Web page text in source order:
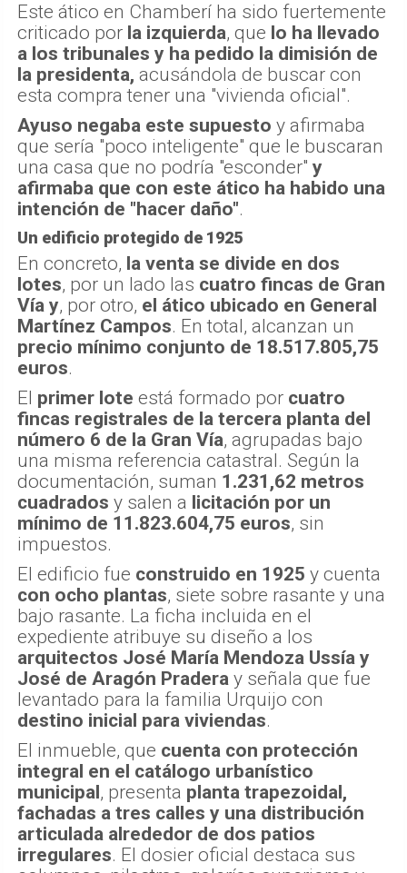
Este ático en Chamberí ha sido fuertemente
criticado por la izquierda, que lo ha llevado
a los tribunales y ha pedido la dimisión de
la presidenta, acusándola de buscar con
esta compra tener una "vivienda oficial".
Ayuso negaba este supuesto y afirmaba
que sería "poco inteligente" que le buscaran
una casa que no podría "esconder" y
afirmaba que con este ático ha habido una
intención de "hacer daño".
Un edificio protegido de 1925
En concreto, la venta se divide en dos
lotes, por un lado las cuatro fincas de Gran
Vía y, por otro, el ático ubicado en General
Martínez Campos. En total, alcanzan un
precio mínimo conjunto de 18.517.805,75
euros.
El primer lote está formado por cuatro
fincas registrales de la tercera planta del
número 6 de la Gran Vía, agrupadas bajo
una misma referencia catastral. Según la
documentación, suman 1.231,62 metros
cuadrados y salen a licitación por un
mínimo de 11.823.604,75 euros, sin
impuestos.
El edificio fue construido en 1925 y cuenta
con ocho plantas, siete sobre rasante y una
bajo rasante. La ficha incluida en el
expediente atribuye su diseño a los
arquitectos José María Mendoza Ussía y
José de Aragón Pradera y señala que fue
levantado para la familia Urquijo con
destino inicial para viviendas.
El inmueble, que cuenta con protección
integral en el catálogo urbanístico
municipal , presenta planta trapezoidal,
fachadas a tres calles y una distribución
articulada alrededor de dos patios
irregulares. El dosier oficial destaca sus